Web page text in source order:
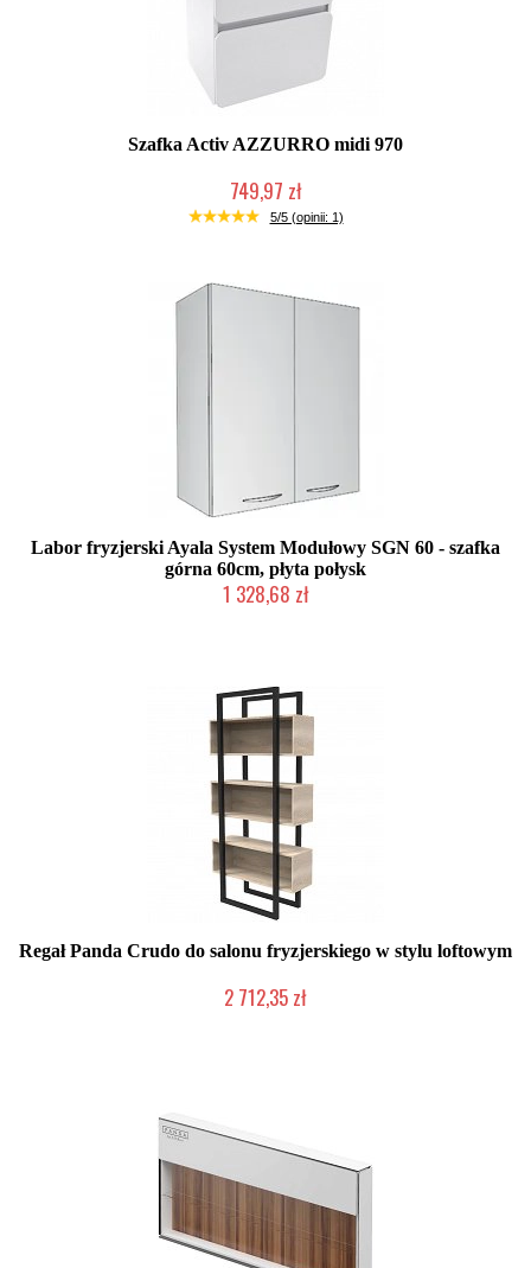
Szafka Activ AZZURRO midi 970
749,97 zł
W magazynie producenta
5/5 (opinii: 1)
Labor fryzjerski Ayala System Modułowy SGN 60 - szafka
górna 60cm, płyta połysk
1 328,68 zł
Regał Panda Crudo do salonu fryzjerskiego w stylu loftowym
2 712,35 zł